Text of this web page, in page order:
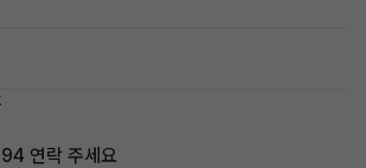
연락 주세요